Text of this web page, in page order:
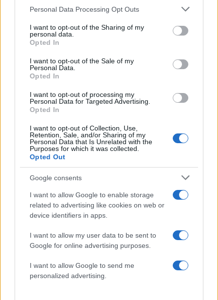
Please note that this website/app uses one or more Google
not limited to your visit or usage behaviour. You may click to
grant or deny consent to Google and its third-party tags to
use your data for below specified purposes in below Google
consent section.
Personal Data Processing Opt Outs
I want to opt-out of the Sharing of my
personal data.
Opted In
I want to opt-out of the Sale of my
Personal Data.
Opted In
I want to opt-out of processing my
Personal Data for Targeted Advertising.
Opted In
I want to opt-out of Collection, Use,
Retention, Sale, and/or Sharing of my
Personal Data that Is Unrelated with the
Purposes for which it was collected.
Opted Out
Google consents
I want to allow Google to enable storage
related to advertising like cookies on web or
device identifiers in apps.
I want to allow my user data to be sent to
Google for online advertising purposes.
I want to allow Google to send me
personalized advertising.
50 /50
Υποβολή σχολίου
Όροι Χρήσης. Το site προστατεύεται από reCAPTCHA, ισχύουν
Πολιτική Απορρήτου& Όροι Χρήσηςτης Google.
ΛΕΞ
Ακολουθήστε το Νewsit.gr στο
ενημερωθείτε πρώτοι για όλη την ειδησεογραφία και τα